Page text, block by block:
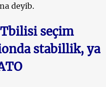
deyib.
seçim
stabillik, ya